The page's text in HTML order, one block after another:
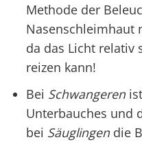
Methode der
Nasenschleimhaut
da das Licht relativ
reizen kann!
Bei Schwangeren
Unterbauches und
bei Säuglingendie